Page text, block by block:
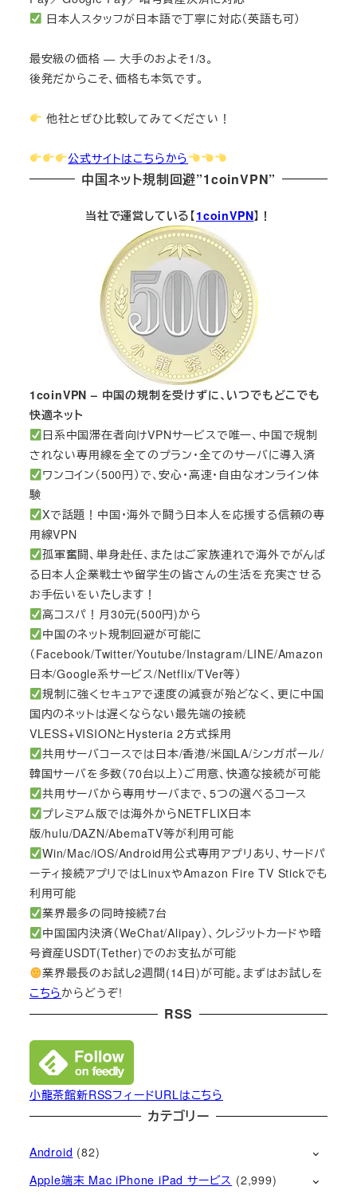
日本人スタッフが日本語で丁寧に対応（英語も可）
最安級の価格 — 大手のおよそ1/3。
後発だからこそ、価格も本気です。
他社とぜひ比較してみてください！
公式サイトはこちらから
中国ネット規制回避”1coinVPN”
当社で運営している【1coinVPN】！
1coinVPN – 中国の規制を受けずに、いつでもどこでも
快適ネット
日系中国滞在者向けVPNサービスで唯一、中国で規制
されない専用線を全てのプラン・全てのサーバに導入済
ワンコイン（500円）で、安心・高速・自由なオンライン体
験
Xで話題！中国・海外で闘う日本人を応援する信頼の専
用線VPN
孤軍奮闘、単身赴任、またはご家族連れで海外でがんば
る日本人企業戦士や留学生の皆さんの生活を充実させる
お手伝いをいたします！
高コスパ！月30元(500円)から
中国のネット規制回避が可能に
（Facebook/Twitter/Youtube/Instagram/LINE/Amazon
日本/Google系サービス/Netflix/TVer等）
規制に強くセキュアで速度の減衰が殆どなく、更に中国
国内のネットは遅くならない最先端の接続
VLESS+VISIONとHysteria 2方式採用
共用サーバコースでは日本/香港/米国LA/シンガポール/
韓国サーバを多数（70台以上）ご用意、快適な接続が可能
共用サーバから専用サーバまで、5つの選べるコース
プレミアム版では海外からNETFLIX日本
版/hulu/DAZN/AbemaTV等が利用可能
Win/Mac/iOS/Android用公式専用アプリあり、サードパ
ーティ接続アプリではLinuxやAmazon Fire TV Stickでも
利用可能
業界最多の同時接続7台
中国国内決済（WeChat/Alipay）、クレジットカードや暗
号資産USDT(Tether)でのお支払が可能
業界最長のお試し2週間(14日)が可能。まずはお試しを
こちらからどうぞ!
RSS
小龍茶館新RSSフィードURLはこちら
カテゴリー
Android (82)
Apple端末 Mac iPhone iPad サービス (2,999)